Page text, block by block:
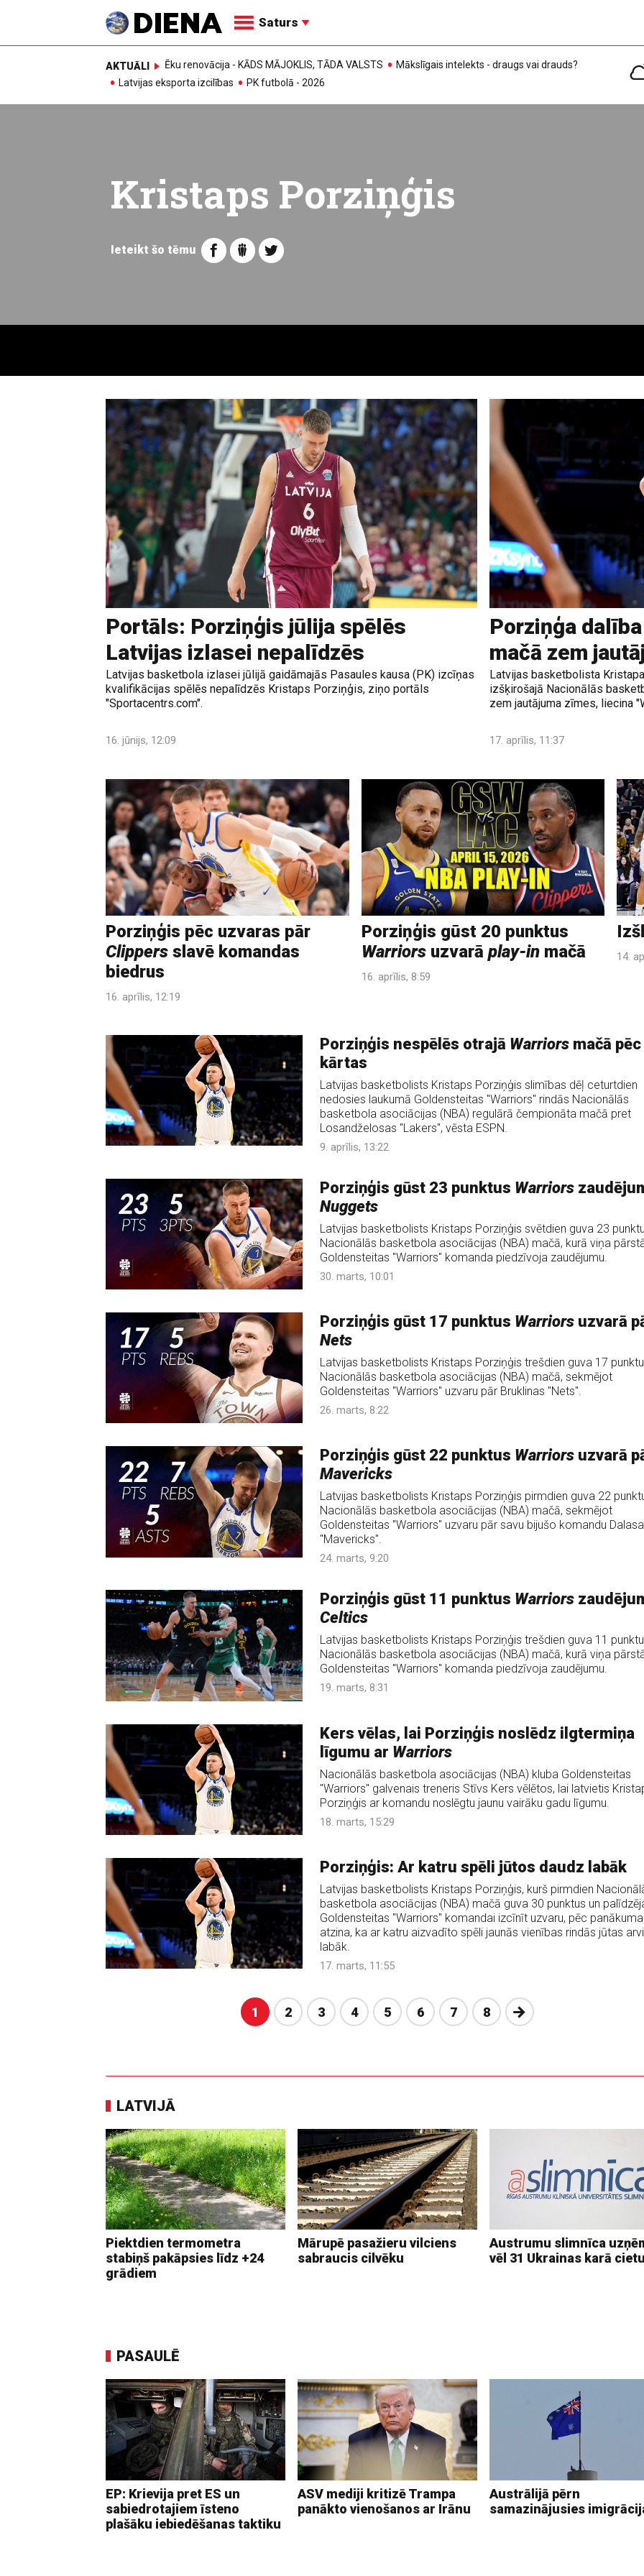
Saturs
AKTUĀLI Ēku renovācija - KĀDS MĀJOKLIS, TĀDA VALSTS
Mākslīgais intelekts - draugs vai drauds?
Latvijas eksporta izcilības
PK futbolā - 2026
Kristaps Porziņģis
Ieteikt šo tēmu
Portāls: Porziņģis jūlija spēlēs
Latvijas izlasei nepalīdzēs
Latvijas basketbola izlasei jūlijā gaidāmajās Pasaules kausa (PK) izcīņas
kvalifikācijas spēlēs nepalīdzēs Kristaps Porziņģis, ziņo portāls
"Sportacentrs.com".
16. jūnijs, 12:09
Porziņģa
mačā zem
Latvijas basketbolista
izšķirošajā Nacionālās
zem jautājuma zīmes, liecina
17. aprīlis, 11:37
Porziņģis pēc uzvaras pār
Clippers slavē komandas
biedrus
16. aprīlis, 12:19
Porziņģis gūst 20 punktus
Warriorsuzvarā play-inmačā
16. aprīlis, 8:59
14.
Porziņģis nespēlēs otrajā Warriorsmačā pēc
kārtas
Latvijas basketbolists Kristaps Porziņģis slimības dēļ ceturtdien
nedosies laukumā Goldensteitas "Warriors" rindās Nacionālās
basketbola asociācijas (NBA) regulārā čempionāta mačā pret
Losandželosas "Lakers", vēsta ESPN.
9. aprīlis, 13:22
Porziņģis gūst 23 punktus Warriors
Nuggets
Latvijas basketbolists Kristaps Porziņģis svētdien guva 23
Nacionālās basketbola asociācijas (NBA) mačā, kurā viņa
Goldensteitas "Warriors" komanda piedzīvoja zaudējumu.
30. marts, 10:01
Porziņģis gūst 17 punktus Warriorsuzvarā
Nets
Latvijas basketbolists Kristaps Porziņģis trešdien guva 17
Nacionālās basketbola asociācijas (NBA) mačā, sekmējot
Goldensteitas "Warriors" uzvaru pār Bruklinas "Nets".
26. marts, 8:22
Porziņģis gūst 22 punktus Warriorsuzvarā
Mavericks
Latvijas basketbolists Kristaps Porziņģis pirmdien guva 22
Nacionālās basketbola asociācijas (NBA) mačā, sekmējot
Goldensteitas "Warriors" uzvaru pār savu bijušo komandu
"Mavericks".
24. marts, 9:20
Porziņģis gūst 11 punktus Warriors
Celtics
Latvijas basketbolists Kristaps Porziņģis trešdien guva 11
Nacionālās basketbola asociācijas (NBA) mačā, kurā viņa
Goldensteitas "Warriors" komanda piedzīvoja zaudējumu.
19. marts, 8:31
Kers vēlas, lai Porziņģis noslēdz ilgtermiņa
līgumu ar Warriors
Nacionālās basketbola asociācijas (NBA) kluba Goldensteitas
"Warriors" galvenais treneris Stīvs Kers vēlētos, lai latvietis
Porziņģis ar komandu noslēgtu jaunu vairāku gadu līgumu.
18. marts, 15:29
Porziņģis: Ar katru spēli jūtos daudz labāk
Latvijas basketbolists Kristaps Porziņģis, kurš pirmdien
basketbola asociācijas (NBA) mačā guva 30 punktus un
Goldensteitas "Warriors" komandai izcīnīt uzvaru, pēc panākuma
atzina, ka ar katru aizvadīto spēli jaunās vienības rindās jūtas
labāk.
17. marts, 11:55
1 2 3 4 5 6 7 8 Nākošā
LATVIJĀ
Piektdien termometra
stabiņš pakāpsies līdz +24
grādiem
Mārupē pasažieru vilciens
sabraucis cilvēku
Austrumu slimnīca
vēl 31 Ukrainas karā
PASAULĒ
EP: Krievija pret ES un
sabiedrotajiem īsteno
plašāku iebiedēšanas taktiku
ASV mediji kritizē Trampa
panākto vienošanos ar Irānu
Austrālijā pērn
samazinājusies